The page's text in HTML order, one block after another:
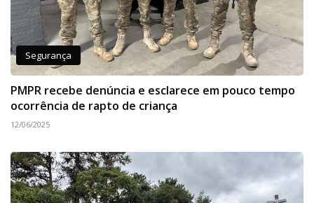
Segurança
PMPR recebe denúncia e esclarece em pouco tempo
ocorrência de rapto de criança
12/06/2025